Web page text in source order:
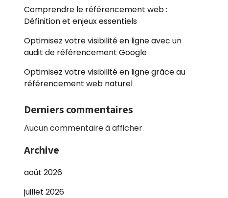
Comprendre le référencement web :
Définition et enjeux essentiels
Optimisez votre visibilité en ligne avec un
audit de référencement Google
Optimisez votre visibilité en ligne grâce au
référencement web naturel
Derniers commentaires
Aucun commentaire à afficher.
Archive
août 2026
juillet 2026